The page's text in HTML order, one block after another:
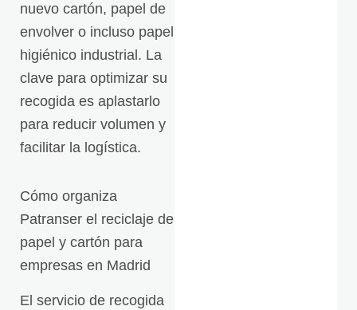
nuevo cartón, papel de
envolver o incluso papel
higiénico industrial. La
clave para optimizar su
recogida es aplastarlo
para reducir volumen y
facilitar la logística.
Cómo organiza
Patranser el reciclaje de
papel y cartón para
empresas en Madrid
El servicio de recogida